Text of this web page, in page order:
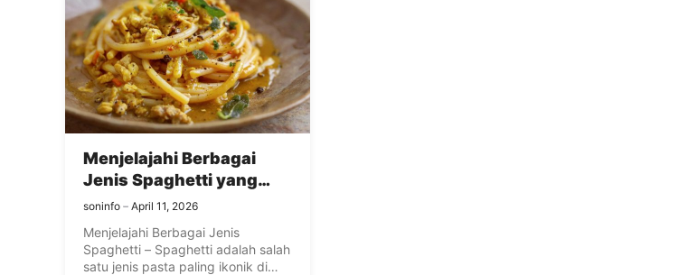
Menjelajahi Berbagai
Jenis Spaghetti yang
Ada di Dunia
soninfo April 11, 2026
Menjelajahi Berbagai Jenis
Spaghetti – Spaghetti adalah salah
satu jenis pasta paling ikonik di